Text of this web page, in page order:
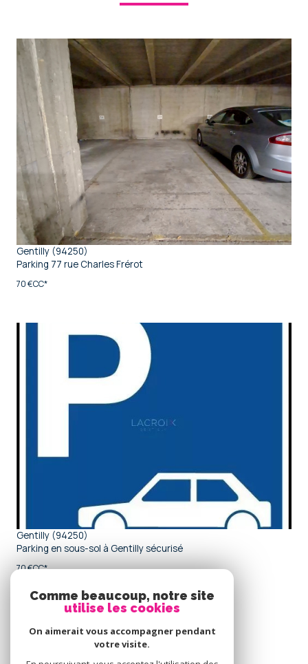
voir le bien
Gentilly (94250)
Parking 77 rue Charles Frérot
70 €CC*
voir le bien
Gentilly (94250)
Parking en sous-sol à Gentilly sécurisé
70 €CC*
connecter
espace propriétaire
Comme beaucoup, notre site
utilise les cookies
On aimerait vous accompagner pendant
votre visite.